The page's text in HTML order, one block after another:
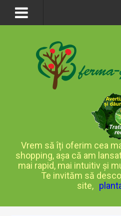
Vrem să îți oferim cea
shopping, așa că am
mai rapid, mai intuitiv și
Te invităm să
site,